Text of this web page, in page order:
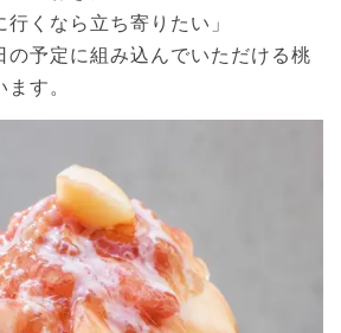
行くなら立ち寄りたい」
の予定に組み込んでいただける桃
す。